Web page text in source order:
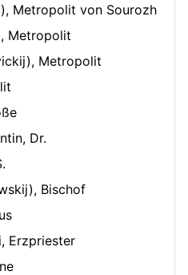
Metropolit von Sourozh
Metropolit
Metropolit
Dr.
Bischof
Erzpriester